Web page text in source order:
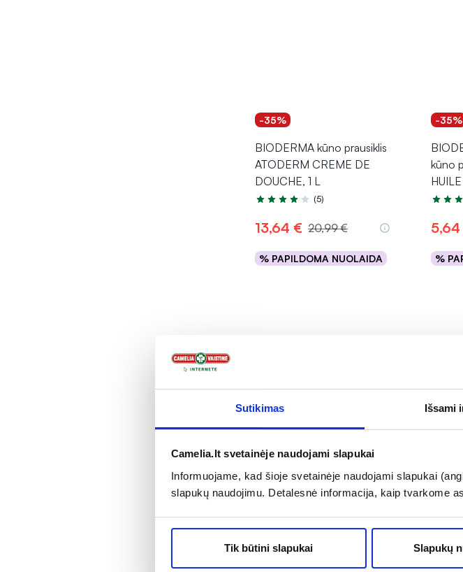
Sutikimas Išsami
Camelia.lt svetainėje naudojami slapukai
Informuojame, kad šioje svetainėje naudojami slapukai
slapukų naudojimu. Detalesnė informacija, kaip tvarkome
Tik būtini slapukai Slapukų
-35%
BIODERMA kūno prausiklis
ATODERM CREME DE
DOUCHE, 1 L
Įvertinimas 4.2 iš 5
(5)
13,64 € 20,99 €
% PAPILDOMA NUOLAIDA
Į krepšelį
-35%
kūno
%
-40%
BIODERMA kūno ir veido
prausiklis ATODERM GEL-
DOUCHE ECOREFILL, ...
-35%